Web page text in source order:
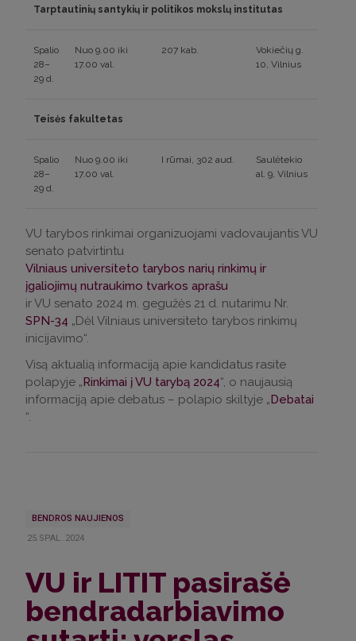
Tarptautinių santykių ir politikos mokslų institutas
Spalio
28–
29 d.
Nuo 9.00 iki
17.00 val.
207 kab.
Vokiečių g.
10, Vilnius
Teisės fakultetas
Spalio
28–
29 d.
Nuo 9.00 iki
17.00 val.
I rūmai, 302 aud.
Saulėtekio
al. 9, Vilnius
VU tarybos rinkimai organizuojami vadovaujantis VU
senato patvirtintu
Vilniaus universiteto tarybos narių rinkimų ir
įgaliojimų nutraukimo tvarkos aprašu
ir VU senato 2024 m. gegužės 21 d. nutarimu Nr.
SPN-34 „Dėl Vilniaus universiteto tarybos rinkimų
inicijavimo“.
Visą aktualią informaciją apie kandidatus rasite
polapyje „ Rinkimai į VU tarybą 2024“, o naujausią
informaciją apie debatus – polapio skiltyje „ Debatai
“.
BENDROS NAUJIENOS
25.SPAL..2024
VU ir LITIT pasirašė
bendradarbiavimo